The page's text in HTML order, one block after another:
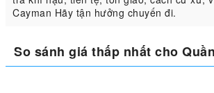
Cayman Hãy tận hưởng chuyến đi.
So sánh giá thấp nhất cho